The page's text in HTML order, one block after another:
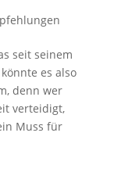
seit seinem
es also
denn wer
verteidigt,
Muss für